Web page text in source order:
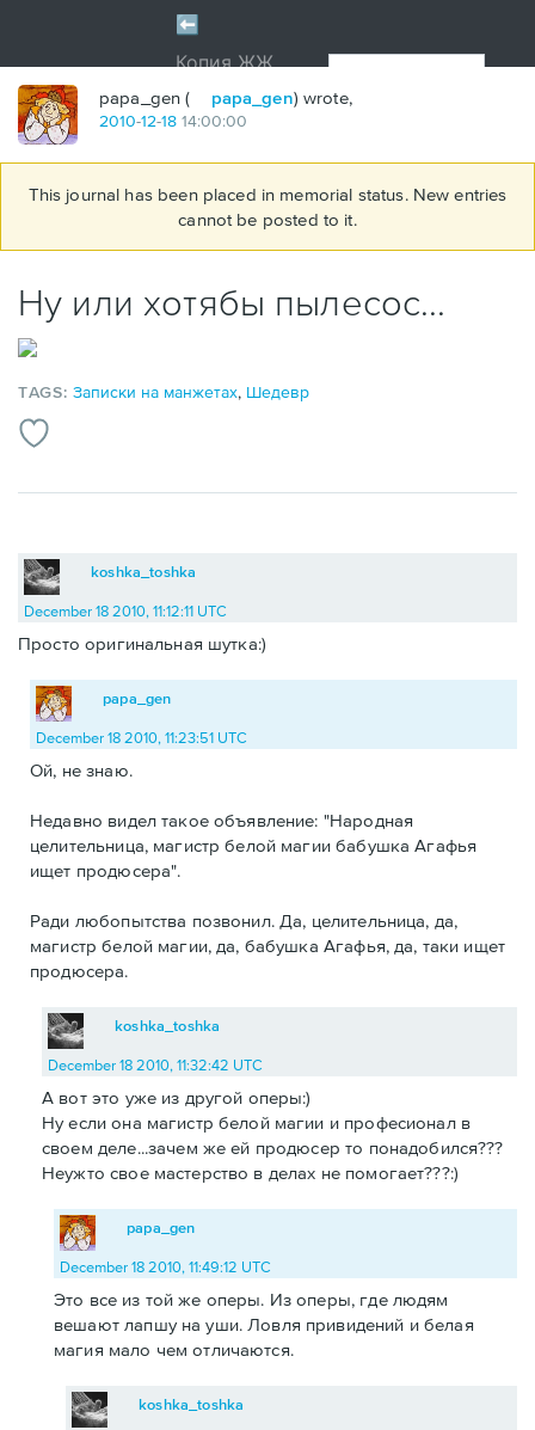
papa_gen ( papa_gen) wrote,
2010-12-18 14:00:00
This journal has been placed in memorial status. New entries
cannot be posted to it.
Ну или хотябы пылесос...
TAGS:Записки на манжетах, Шедевр
koshka_toshka
December 18 2010, 11:12:11 UTC
Просто оригинальная шутка:)
papa_gen
December 18 2010, 11:23:51 UTC
Ой, не знаю.
Недавно видел такое объявление: "Народная
целительница, магистр белой магии бабушка Агафья
ищет продюсера".
Ради любопытства позвонил. Да, целительница, да,
магистр белой магии, да, бабушка Агафья, да, таки ищет
продюсера.
koshka_toshka
December 18 2010, 11:32:42 UTC
А вот это уже из другой оперы:)
Ну если она магистр белой магии и професионал в
своем деле...зачем же ей продюсер то понадобился???
Неужто свое мастерство в делах не помогает???:)
papa_gen
December 18 2010, 11:49:12 UTC
Это все из той же оперы. Из оперы, где людям
вешают лапшу на уши. Ловля привидений и белая
магия мало чем отличаются.
koshka_toshka